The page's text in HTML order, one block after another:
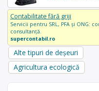
Contabilitate fără griji
Servicii pentru SRL, PFA și ONG:
consultanță.
supercontabil.ro
Alte tipuri de deșeuri
Agricultura ecologică